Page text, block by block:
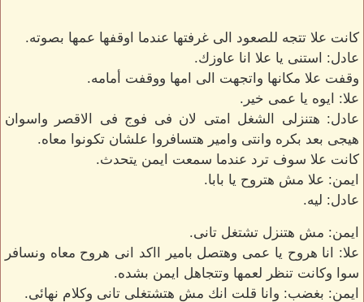
كانت علا تتجه للصعود الى غرفتها عندما اوقفها عمها بصوته.
عادل: استنى يا علا انا عاوزك.
وقفت علا مكانها واتجهت الى امها ووقفت أمامه.
علا: ايوه يا عمى خير.
عادل: هتنزلى الشغل امتى لان فى فوج فى الاقصر واسوان
هيجى بعد بكره وانتى وامير هتسافروا علشان تكونوا معاه.
كانت علا سوف ترد عندما سمعت ايمن يتحدث.
ايمن: علا مش هتروح يا بابا.
عادل: ليه.
ايمن: مش هتنزل تشتغل تانى.
علا: انا هروح يا عمى وهتصل بامير ااكد انى هروح معاه ونسافر
سوا وكانت تنظر لعمها وتتجاهل ايمن بشده.
ايمن: بغضب: وانا قلت انك مش هتشتغلى تانى وكلام نهائى.